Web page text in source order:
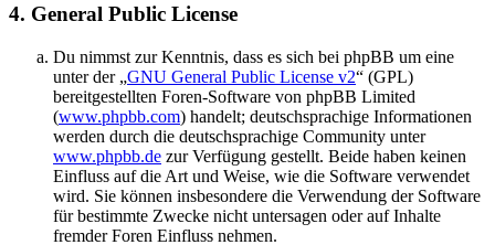
4. General Public License
Du nimmst zur Kenntnis, dass es sich bei phpBB um eine
unter der „GNU General Public License v2“ (GPL)
bereitgestellten Foren-Software von phpBB Limited
(www.phpbb.com) handelt; deutschsprachige Informationen
werden durch die deutschsprachige Community unter
www.phpbb.de zur Verfügung gestellt. Beide haben keinen
Einfluss auf die Art und Weise, wie die Software verwendet
wird. Sie können insbesondere die Verwendung der Software
für bestimmte Zwecke nicht untersagen oder auf Inhalte
fremder Foren Einfluss nehmen.